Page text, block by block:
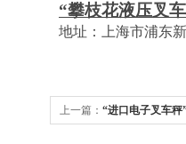
“攀枝花液压叉
地址：上海市浦东
上一篇： “进口电子叉车秤